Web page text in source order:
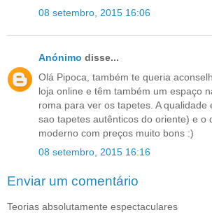
08 setembro, 2015 16:06
Anónimo disse...
Olá Pipoca, também te queria
loja online e têm também um espaço
roma para ver os tapetes. A qualidade
sao tapetes autênticos do oriente) e o
moderno com preços muito bons :)
08 setembro, 2015 16:16
Enviar um comentário
Teorias absolutamente espectaculares